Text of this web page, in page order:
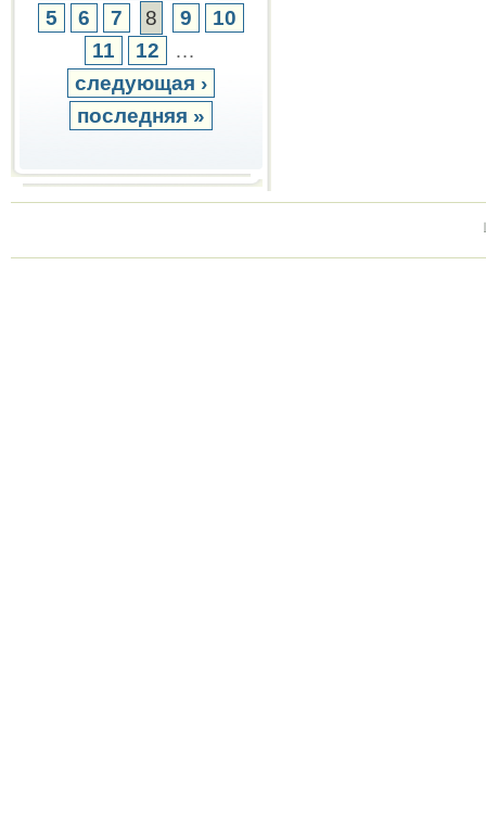
5
6 7 8 9
10
11
12
…
следующая ›
последняя »